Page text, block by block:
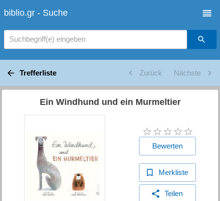
biblio.gr - Suche
Suchbegriff(e) eingeben
Trefferliste Zurück Nächste
Ein Windhund und ein Murmeltier
Bewerten
Merkliste
Teilen